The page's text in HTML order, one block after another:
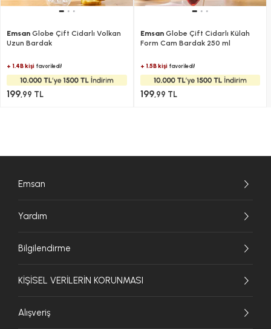
Emsan Globe Çift Cidarlı Volkan
Uzun Bardak
+ 1.4B kişi favoriledi!
199,99 TL
EmsanGlobe Çift Cidarlı Külah
Form Cam Bardak 250 ml
+ 1.5B kişifavoriledi!
199,99 TL
Emsan
Yardım
Bilgilendirme
KİŞİSEL VERİLERİN KORUNMASI
Alışveriş